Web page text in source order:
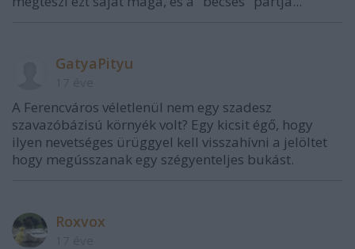
GatyaPityu
A Ferencváros véletlenül nem egy szadesz
szavazóbázisú környék volt? Egy kicsit égő, hogy
ilyen nevetséges ürüggyel kell visszahívni a jelöltet
hogy megússzanak egy szégyenteljes bukást.
Roxvox